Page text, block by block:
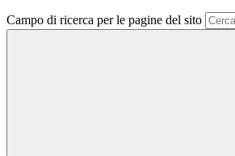
Campo di ricerca per le pagine del sito